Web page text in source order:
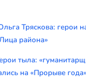
Тряскова: герои
района»
тыла:
на «Прорыве года»